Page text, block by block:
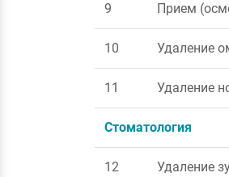
9 Прием
10 Удаление
11 Удаление
Стоматология
12 Удаление